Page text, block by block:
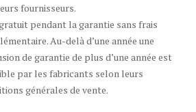
fournisseurs.
pendant la garantie sans frais
Au-delà d’une année une
de garantie de plus d’une année est
par les fabricants selon leurs
générales de vente.